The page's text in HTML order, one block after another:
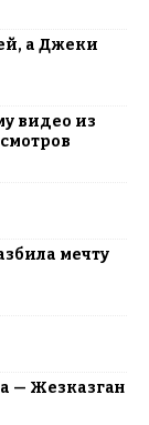
а Джеки
видео из
мечту
— Жезказган